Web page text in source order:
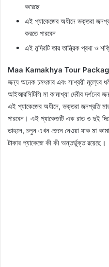
করেছে
এই প্যাকেজের অধীনে ভক্তরা
করতে পারবেন
এই মন্দিরটি তার তান্ত্রিক প্রথা ও
Maa Kamakhya Tour
জন্য অনেক চমৎকার এবং সাশ্রয়ী মূল্যের
আইআরসিটিসি মা কামাখ্যা দেবীর দর্শনের
এই প্যাকেজের অধীনে, ভক্তরা জনপ্রতি
পারবেন। এই প্যাকেজটি এক রাত ও দুই
তাহলে, চলুন এখন জেনে নেওয়া যাক মা
টাকার প্যাকেজে কী কী অন্তর্ভুক্ত রয়েছে।